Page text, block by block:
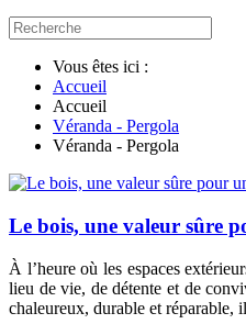
Vous êtes ici :
Accueil
Accueil
Véranda - Pergola
Véranda - Pergola
Le bois, une valeur sûre
À l’heure où les espaces
lieu de vie, de détente et de
chaleureux, durable et réparable,